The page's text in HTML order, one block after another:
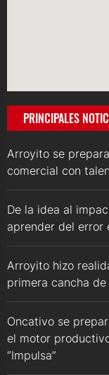
PRINCIPALES
Arroyito se
comercial con
De la idea al
aprender del error
Arroyito hizo
primera cancha
Oncativo se
el motor
“Impulsa”